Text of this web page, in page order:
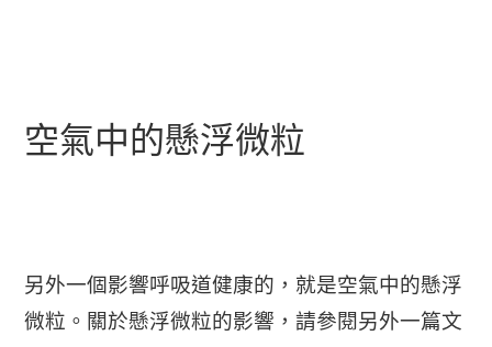
空氣中的懸浮微粒
另外一個影響呼吸道健康的，就是空氣中的懸浮
微粒。關於懸浮微粒的影響，請參閱另外一篇文